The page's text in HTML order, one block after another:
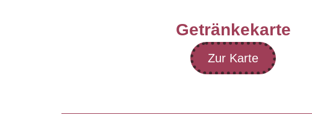
Getränkekarte
Zur Karte